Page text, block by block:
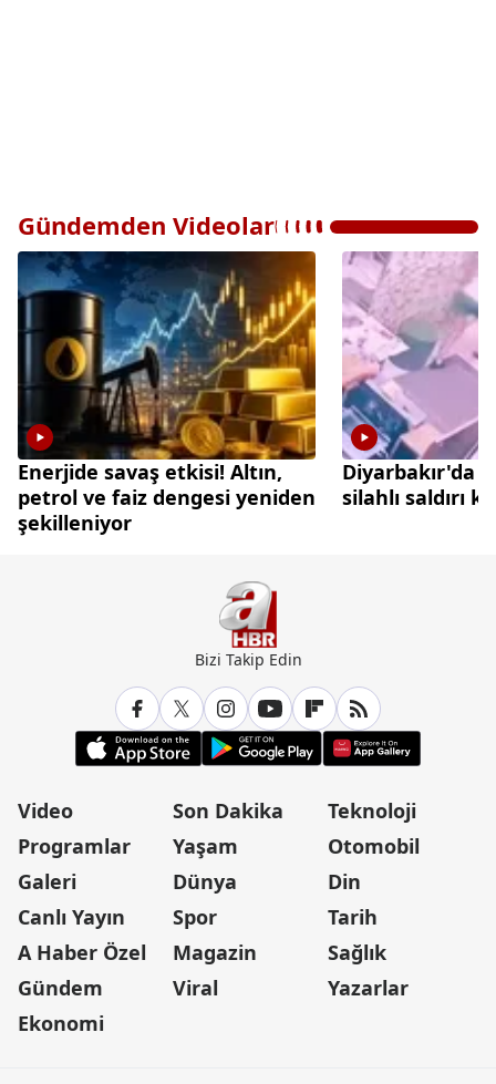
Gündemden Videolar
Enerjide savaş etkisi! Altın,
petrol ve faiz dengesi yeniden
şekilleniyor
Diyarbakır'da
silahlı saldırı
Bizi Takip Edin
Video
Programlar
Galeri
Canlı Yayın
A Haber Özel
Gündem
Ekonomi
Son Dakika
Yaşam
Dünya
Spor
Magazin
Viral
Teknoloji
Otomobil
Din
Tarih
Sağlık
Yazarlar